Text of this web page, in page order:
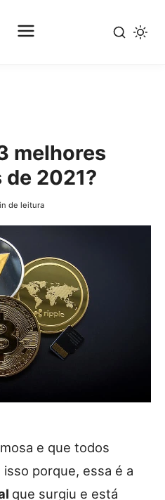
melhores
2021?
de leitura
e que todos
isso porque, essa é a
que surgiu e está